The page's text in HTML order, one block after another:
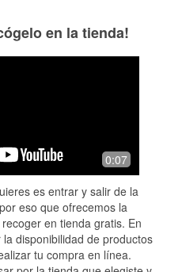
en la tienda!
0:07
es entrar y salir de la
eso que ofrecemos la
en tienda gratis. En
disponibilidad de productos
tu compra en línea.